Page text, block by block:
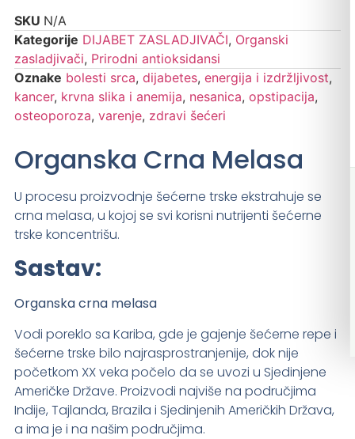
SKU N/A
Kategorije DIJABET ZASLADJIVAČI, Organski
zasladjivači, Prirodni antioksidansi
Oznake bolesti srca, dijabetes, energija i izdržljivost,
kancer, krvna slika i anemija, nesanica, opstipacija,
osteoporoza, varenje, zdravi šećeri
Organska Crna Melasa
U procesu proizvodnje šećerne trske ekstrahuje se
crna melasa, u kojoj se svi korisni nutrijenti šećerne
trske koncentrišu.
Sastav:
Organska crna melasa
Vodi poreklo sa Kariba, gde je gajenje šećerne repe i
šećerne trske bilo najrasprostranjenije, dok nije
početkom XX veka počelo da se uvozi u Sjedinjene
Američke Države. Proizvodi najviše na područjima
Indije, Tajlanda, Brazila i Sjedinjenih Američkih Država,
a ima je i na našim područjima.